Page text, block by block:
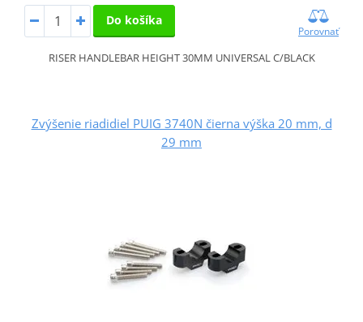
Do košíka
Porovnať
RISER HANDLEBAR HEIGHT 30MM UNIVERSAL C/BLACK
Zvýšenie riadidiel PUIG 3740N čierna výška 20 mm, d
29 mm